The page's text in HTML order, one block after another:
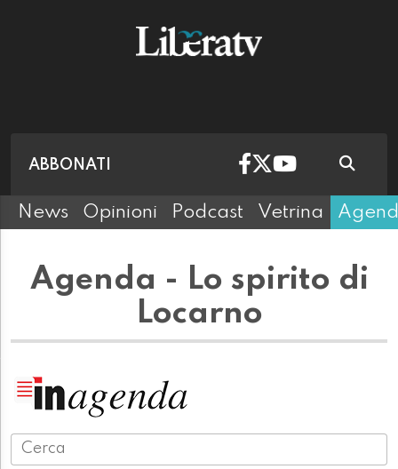
ABBONATI
News Opinioni Podcast Vetrina
Agenda - Lo spirito di
Locarno